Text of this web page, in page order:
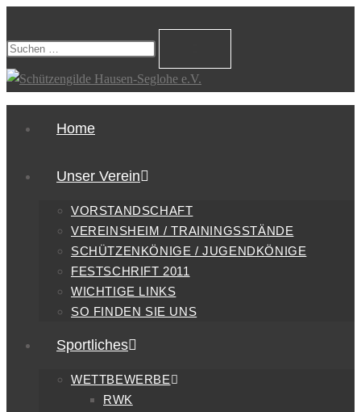
Home
Unser Verein
VORSTANDSCHAFT
VEREINSHEIM / TRAININGSSTÄNDE
SCHÜTZENKÖNIGE / JUGENDKÖNIGE
FESTSCHRIFT 2011
WICHTIGE LINKS
SO FINDEN SIE UNS
Sportliches
WETTBEWERBE
RWK